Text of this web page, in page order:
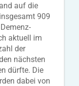
auf die
909
aktuell im
der
nächsten
dürfte. Die
dabei von